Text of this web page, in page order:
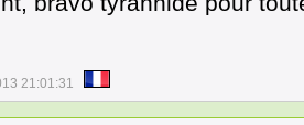
21:01:31